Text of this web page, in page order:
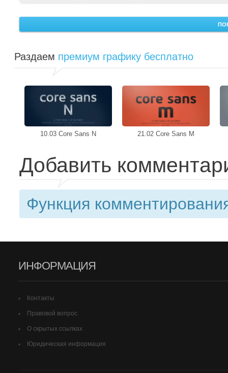
Раздаем премиум графику бесплатно
10.03 Core Sans N 21.02 Core Sans M
Добавить
Функция
ИНФОРМАЦИЯ
Контакты
Правовой вопрос
О скрытых ссылках
Юридическая информация